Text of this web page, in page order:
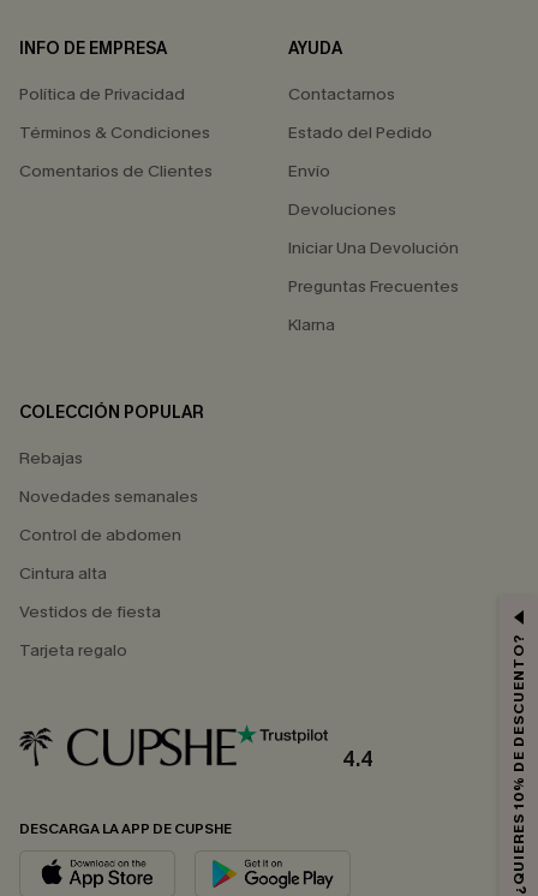
INFO DE EMPRESA
Política de Privacidad
Términos & Condiciones
Comentarios de Clientes
AYUDA
Contactarnos
Estado del Pedido
Envío
Devoluciones
Iniciar Una Devolución
Preguntas Frecuentes
Klarna
COLECCIÓN POPULAR
Rebajas
Novedades semanales
Control de abdomen
Cintura alta
Vestidos de fiesta
Tarjeta regalo
4.4
DESCARGA LA APP DE CUPSHE ¿QUIERES 10% DE DESCUENTO?